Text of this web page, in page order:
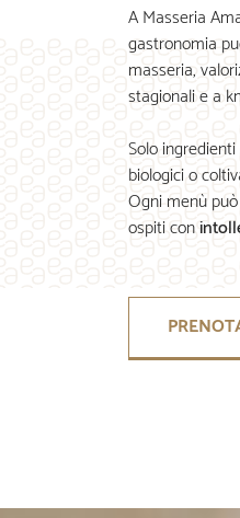
A Masseria
gastronomia
masseria,
stagionali e a
Solo
biologici o
Ogni menù
ospiti con